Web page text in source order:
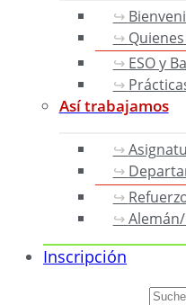
ESO y
Así trabajamos
Inscripción